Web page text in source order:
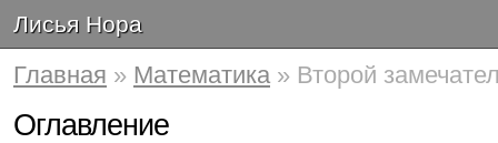
Лисья Нора
Главная » Математика » Второй
Оглавление